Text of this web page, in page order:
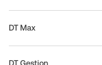
DT Max